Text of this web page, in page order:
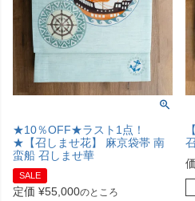
★10％OFF★ラスト1点！
★【召しませ花】 麻京袋帯 南
蛮船 召しませ華
SALE
定価 ¥55,000のところ